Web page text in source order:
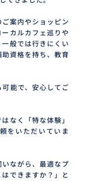
案内やショッピン
カルカフェ巡りや
般では行きにくい
資格を持ち、教育
能で、安心してご
なく「特な体験」
をいただいていま
ながら、最適なプ
できますか？」と